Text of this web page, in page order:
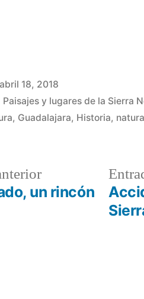
abril 18, 2018
Paisajes y lugares de la Sierra
, Guadalajara, Historia,
Entrada
anterior:
un rincón